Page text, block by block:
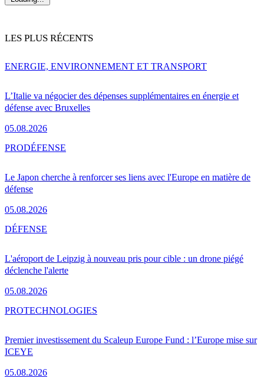
LES PLUS RÉCENTS
L’Italie va négocier des dépenses supplémentaires en énergie et
défense avec Bruxelles
05.08.2026
ENERGIE, ENVIRONNEMENT ET TRANSPORT
Le Japon cherche à renforcer ses liens avec l'Europe en matière de
défense
05.08.2026
PRODÉFENSE
L'aéroport de Leipzig à nouveau pris pour cible : un drone piégé
déclenche l'alerte
05.08.2026
DÉFENSE
Premier investissement du Scaleup Europe Fund : l’Europe mise sur
ICEYE
05.08.2026
PROTECHNOLOGIES